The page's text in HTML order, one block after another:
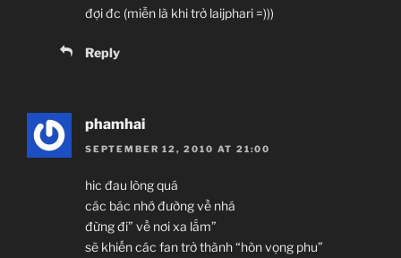
đợi đc (miễn là khi trở laijphari =)))
Reply
phamhai
SEPTEMBER 12, 2010 AT 21:00
hic đau lòng quá
các bác nhớ đường về nhá
đừng đi” về nơi xa lắm”
sẽ khiến các fan trở thành “hòn vọng phu”